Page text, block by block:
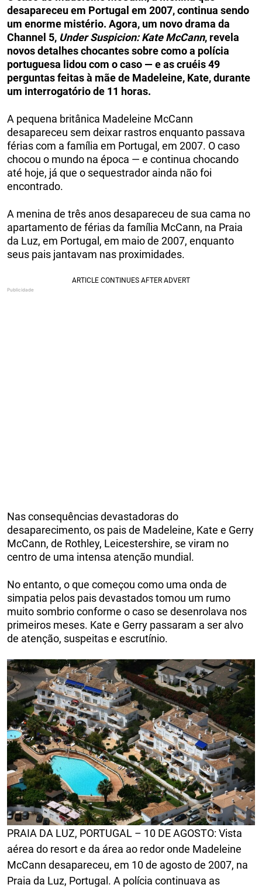
desapareceu em Portugal em 2007, continua sendo
um enorme mistério. Agora, um novo drama da
Channel 5, Under Suspicion: Kate McCann, revela
novos detalhes chocantes sobre como a polícia
portuguesa lidou com o caso — e as cruéis 49
perguntas feitas à mãe de Madeleine, Kate, durante
um interrogatório de 11 horas.
A pequena britânica Madeleine McCann
desapareceu sem deixar rastros enquanto passava
férias com a família em Portugal, em 2007. O caso
chocou o mundo na época — e continua chocando
até hoje, já que o sequestrador ainda não foi
encontrado.
A menina de três anos desapareceu de sua cama no
apartamento de férias da família McCann, na Praia
da Luz, em Portugal, em maio de 2007, enquanto
seus pais jantavam nas proximidades.
Nas consequências devastadoras do
desaparecimento, os pais de Madeleine, Kate e Gerry
McCann, de Rothley, Leicestershire, se viram no
centro de uma intensa atenção mundial.
No entanto, o que começou como uma onda de
simpatia pelos pais devastados tomou um rumo
muito sombrio conforme o caso se desenrolava nos
primeiros meses. Kate e Gerry passaram a ser alvo
de atenção, suspeitas e escrutínio.
PRAIA DA LUZ, PORTUGAL – 10 DE AGOSTO: Vista
aérea do resort e da área ao redor onde Madeleine
McCann desapareceu, em 10 de agosto de 2007, na
Praia da Luz, Portugal. A polícia continuava as